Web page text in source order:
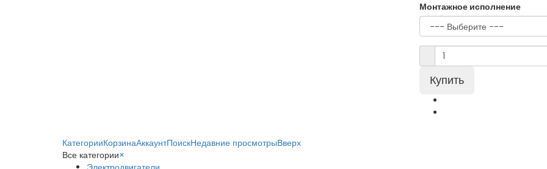
Монтажное исполнение
КатегорииКорзинаАккаунтПоискНедавние просмотрыВверх
Все категории×